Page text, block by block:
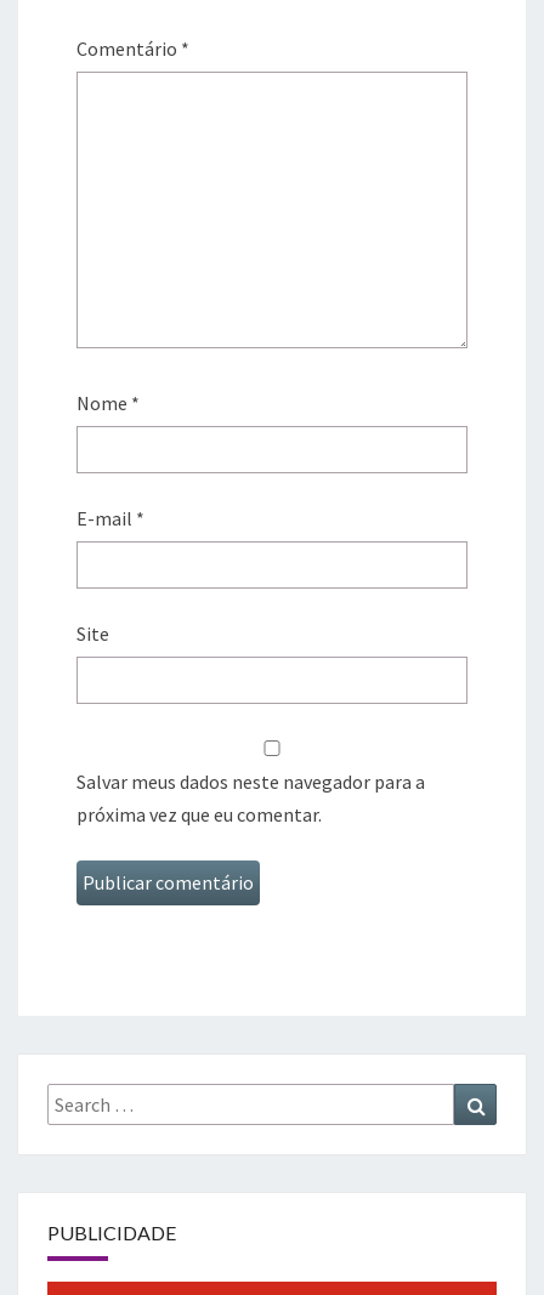
Comentário *
Nome *
E-mail *
Site
Salvar meus dados neste navegador para a
próxima vez que eu comentar.
Search
for:
PUBLICIDADE